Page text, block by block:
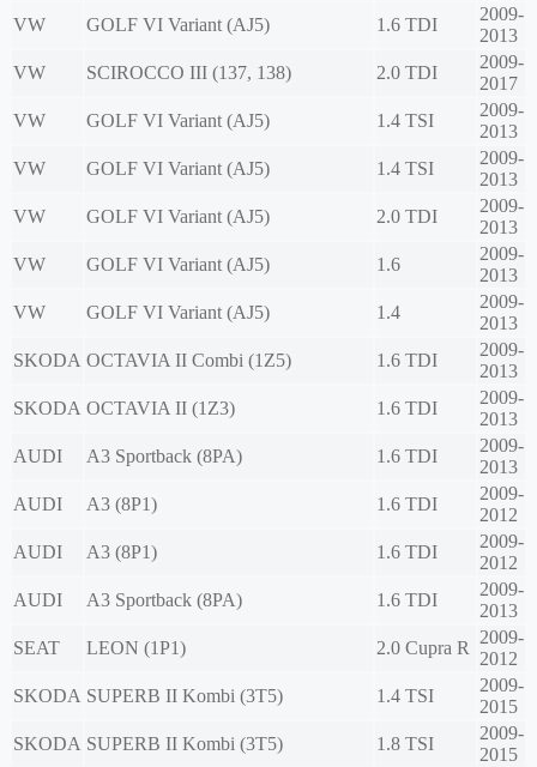
VW
GOLF VI Variant (AJ5) 1.6 TDI
2009-
2013
VW
SCIROCCO III (137, 138) 2.0 TDI
2009-
2017
VW
GOLF VI Variant (AJ5) 1.4 TSI
2009-
2013
VW
GOLF VI Variant (AJ5) 1.4 TSI
2009-
2013
VW
GOLF VI Variant (AJ5) 2.0 TDI
2009-
2013
VW
GOLF VI Variant (AJ5) 1.6
2009-
2013
VW
GOLF VI Variant (AJ5) 1.4
2009-
2013
SKODA OCTAVIA II Combi (1Z5) 1.6 TDI
2009-
2013
SKODA OCTAVIA II (1Z3) 1.6 TDI
2009-
2013
AUDI
A3 Sportback (8PA) 1.6 TDI
2009-
2013
AUDI
A3 (8P1) 1.6 TDI
2009-
2012
AUDI
A3 (8P1) 1.6 TDI
2009-
2012
AUDI
A3 Sportback (8PA) 1.6 TDI
2009-
2013
SEAT
LEON (1P1) 2.0 Cupra R
2009-
2012
SKODA SUPERB II Kombi (3T5) 1.4 TSI
2009-
2015
SKODA SUPERB II Kombi (3T5) 1.8 TSI
2009-
2015